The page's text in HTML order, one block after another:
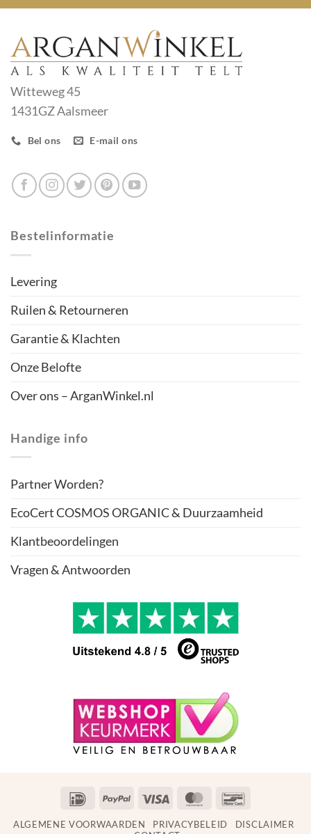
Witteweg 45
1431GZ Aalsmeer
Bel ons E-mail ons
Bestelinformatie
Levering
Ruilen & Retourneren
Garantie & Klachten
Onze Belofte
Over ons – ArganWinkel.nl
Handige info
Partner Worden?
EcoCert COSMOS ORGANIC & Duurzaamheid
Klantbeoordelingen
Vragen & Antwoorden
IDeal PayPal Visa MasterCard
ALGEMENE VOORWAARDEN PRIVACYBELEID
DISCLAIMER